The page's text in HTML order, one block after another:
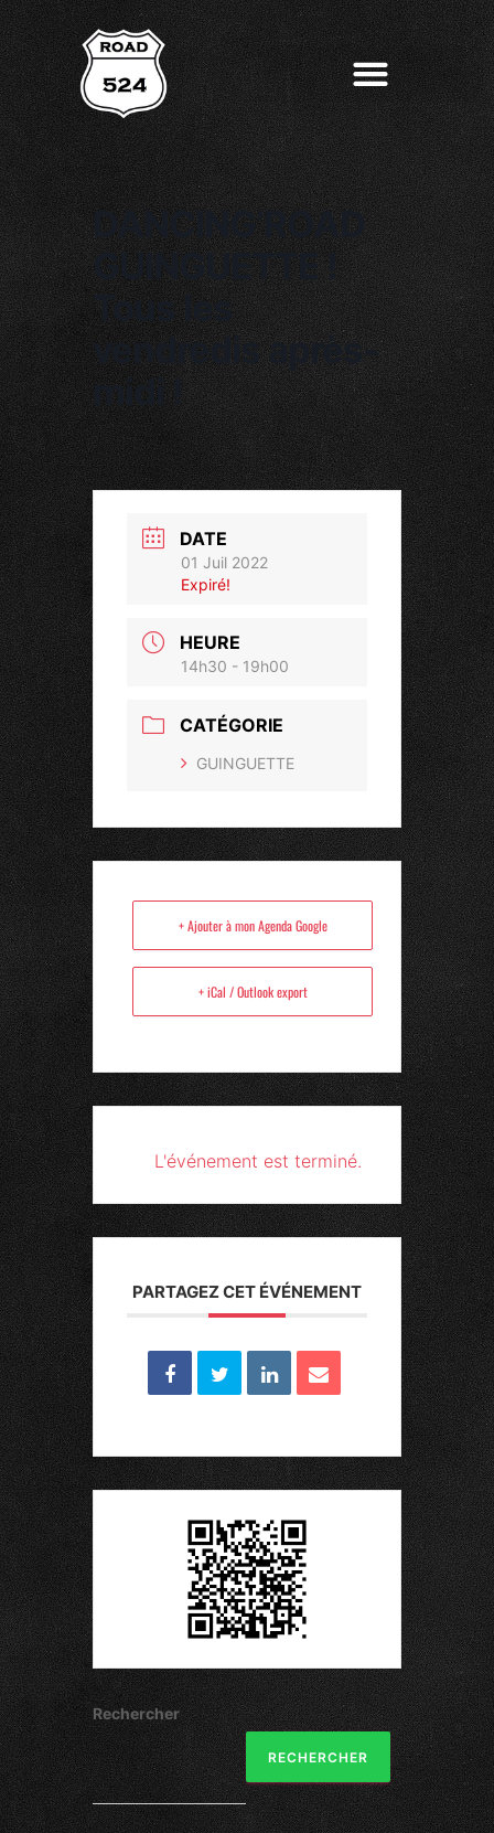
DANCING’ROAD
GUINGUETTE !
Tous les
vendredis après-
midi !
DATE
01 Juil 2022
Expiré!
HEURE
14h30 - 19h00
CATÉGORIE
GUINGUETTE
+ Ajouter à mon Agenda Google
+ iCal / Outlook export
L'événement est terminé.
PARTAGEZ CET ÉVÉNEMENT
Rechercher
RECHERCHER